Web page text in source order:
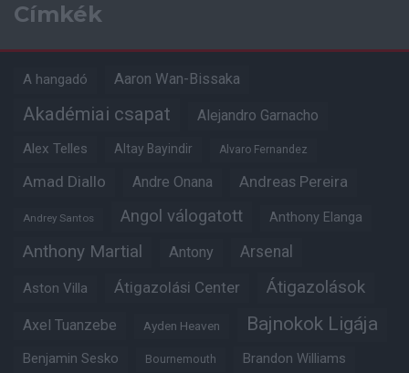
Címkék
A hangadó Aaron Wan-Bissaka
Akadémiai csapat Alejandro Garnacho
Alex Telles Altay Bayindir Alvaro Fernandez
Amad Diallo Andre Onana Andreas Pereira
Andrey Santos Angol válogatott Anthony Elanga
Anthony Martial Antony Arsenal
Aston Villa Átigazolási Center Átigazolások
Axel Tuanzebe Ayden Heaven Bajnokok Ligája
Benjamin Sesko Bournemouth Brandon Williams